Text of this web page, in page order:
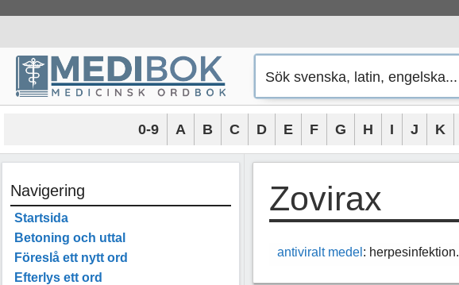
innehåll
0-9 A B C D E F G H I J K
Zovirax
antiviralt medel : herpesinfektion.
Navigering
Startsida
Betoning och uttal
Föreslå ett nytt ord
Efterlys ett ord